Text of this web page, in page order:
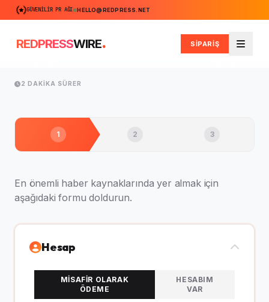
GÜVENILIR PR AĞI HELLO@REDPRESS.NET
REDPRESSWIRE. SİPARİŞ
Men
2 DAKIKA SÜRER
1 2 3
En önemli haber kaynaklarında yer almak için
aşağıdaki formu doldurun.
Hesap
MISAFIR OLARAK
ÖDEME
HESABIM
VAR